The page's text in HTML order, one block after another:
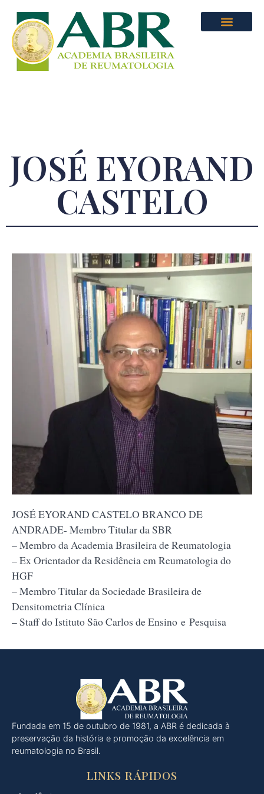
JOSÉ EYORAND
CASTELO
JOSÉ EYORAND CASTELO BRANCO DE
ANDRADE- Membro Titular da SBR
– Membro da Academia Brasileira de Reumatologia
– Ex Orientador da Residência em Reumatologia do
HGF
– Membro Titular da Sociedade Brasileira de
Densitometria Clínica
– Staff do Istituto São Carlos de Ensino e Pesquisa
Fundada em 15 de outubro de 1981, a ABR é dedicada à
preservação da história e promoção da excelência em
reumatologia no Brasil.
LINKS RÁPIDOS